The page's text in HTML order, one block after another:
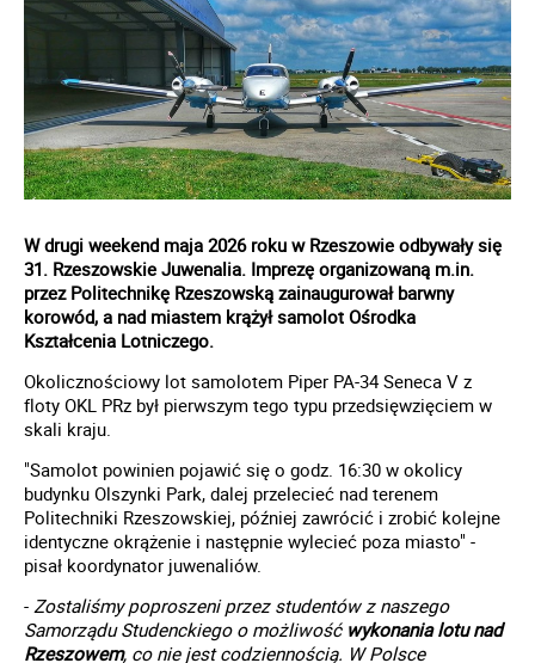
W drugi weekend maja 2026 roku w Rzeszowie odbywały się
31. Rzeszowskie Juwenalia. Imprezę organizowaną m.in.
przez Politechnikę Rzeszowską zainaugurował barwny
korowód, a nad miastem krążył samolot Ośrodka
Kształcenia Lotniczego.
Okolicznościowy lot samolotem Piper PA-34 Seneca V z
floty OKL PRz był pierwszym tego typu przedsięwzięciem w
skali kraju.
"Samolot powinien pojawić się o godz. 16:30 w okolicy
budynku Olszynki Park, dalej przelecieć nad terenem
Politechniki Rzeszowskiej, później zawrócić i zrobić kolejne
identyczne okrążenie i następnie wylecieć poza miasto" -
pisał koordynator juwenaliów.
- Zostaliśmy poproszeni przez studentów z naszego
Samorządu Studenckiego o możliwość wykonania lotu nad
Rzeszowem, co nie jest codziennością. W Polsce